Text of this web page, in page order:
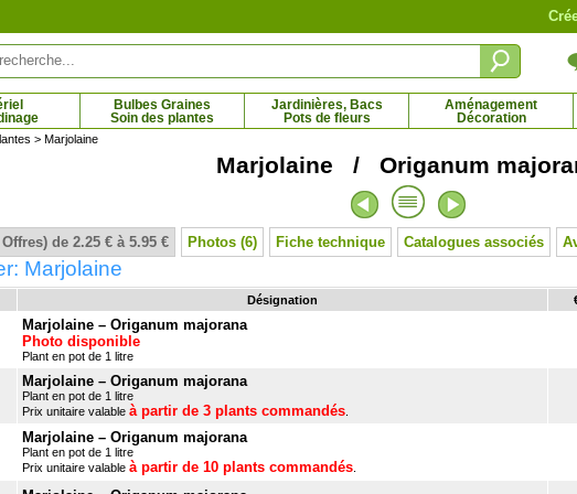
Bulbes Graines
Soin des plantes
Jardinières, Bacs
Pots de fleurs
Aménagement
Décoration
Olivier, plant d'Olivier
> Marjolaine
Marjolaine / Origanum
de 2.25 € à 5.95 € Photos (6) Fiche technique Catalogues associés
Marjolaine
Désignation
Marjolaine – Origanum majorana
Photo disponible
Plant en pot de 1 litre
Marjolaine – Origanum majorana
Plant en pot de 1 litre
Prix unitaire valable à partir de 3 plants commandés
Marjolaine – Origanum majorana
Plant en pot de 1 litre
Prix unitaire valable à partir de 10 plants commandés